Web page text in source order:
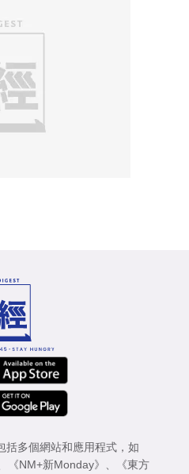
括多個網站和應用程式，如
《NM+新Monday》
《東方